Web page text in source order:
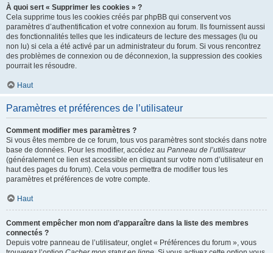
À quoi sert « Supprimer les cookies » ?
Cela supprime tous les cookies créés par phpBB qui conservent vos
paramètres d’authentification et votre connexion au forum. Ils fournissent aussi
des fonctionnalités telles que les indicateurs de lecture des messages (lu ou
non lu) si cela a été activé par un administrateur du forum. Si vous rencontrez
des problèmes de connexion ou de déconnexion, la suppression des cookies
pourrait les résoudre.
Haut
Paramètres et préférences de l’utilisateur
Comment modifier mes paramètres ?
Si vous êtes membre de ce forum, tous vos paramètres sont stockés dans notre
base de données. Pour les modifier, accédez au Panneau de l’utilisateur
(généralement ce lien est accessible en cliquant sur votre nom d’utilisateur en
haut des pages du forum). Cela vous permettra de modifier tous les
paramètres et préférences de votre compte.
Haut
Comment empêcher mon nom d’apparaître dans la liste des membres
connectés ?
Depuis votre panneau de l’utilisateur, onglet « Préférences du forum », vous